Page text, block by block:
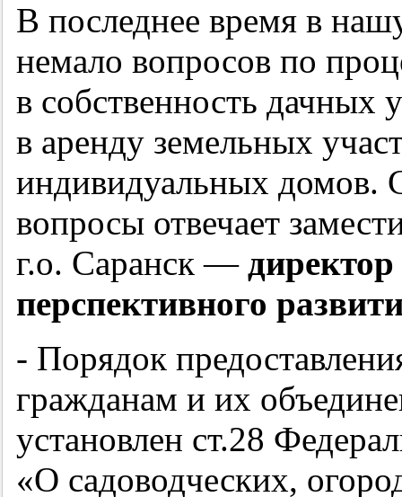
В последнее время в
немало вопросов по
в собственность дачных
в аренду земельных
индивидуальных домов.
вопросы отвечает
г.о. Саранск —
перспективного
- Порядок
гражданам и их
установлен ст.28
«О садоводческих,